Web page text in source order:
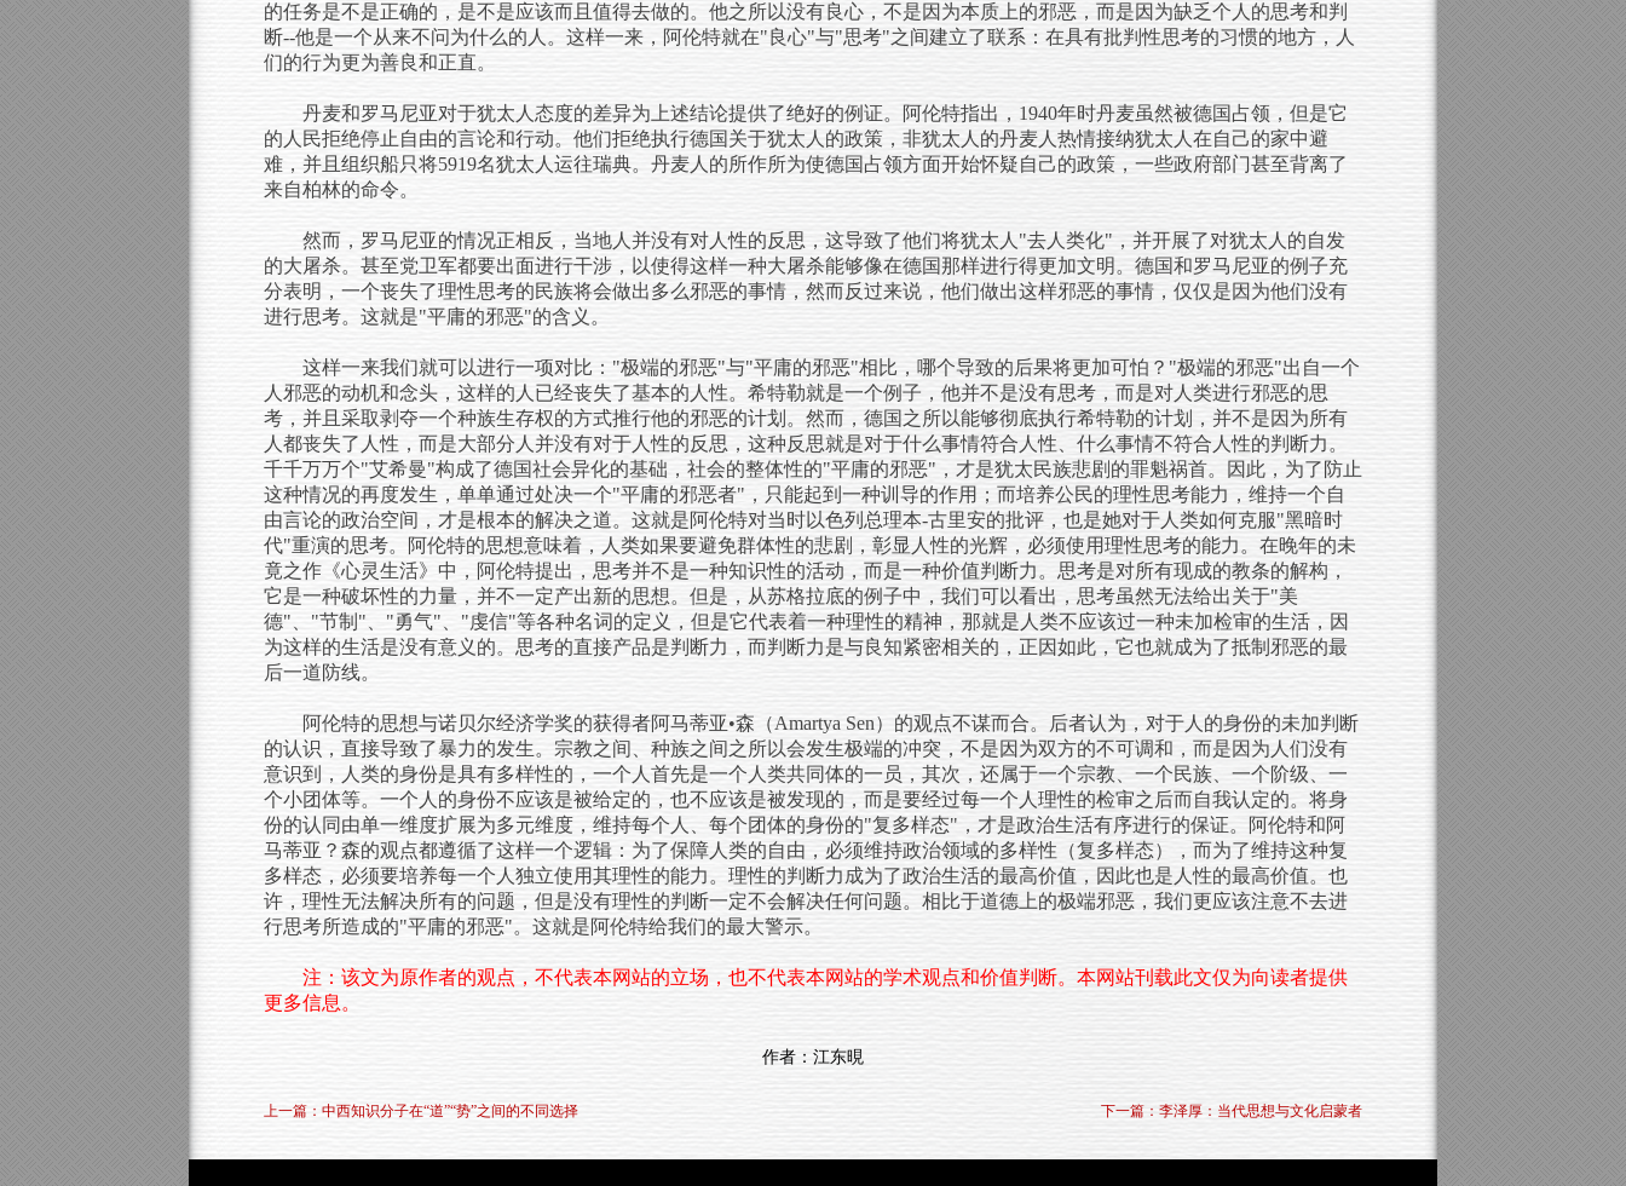
的任务是不是正确的，是不是应该而且值得去做的。他之所以没有良心，不是因为本质上的邪恶，而是因为缺乏个人的思考和判
断--他是一个从来不问为什么的人。这样一来，阿伦特就在"良心"与"思考"之间建立了联系：在具有批判性思考的习惯的地方，人
们的行为更为善良和正直。
丹麦和罗马尼亚对于犹太人态度的差异为上述结论提供了绝好的例证。阿伦特指出，1940年时丹麦虽然被德国占领，但是它
的人民拒绝停止自由的言论和行动。他们拒绝执行德国关于犹太人的政策，非犹太人的丹麦人热情接纳犹太人在自己的家中避
难，并且组织船只将5919名犹太人运往瑞典。丹麦人的所作所为使德国占领方面开始怀疑自己的政策，一些政府部门甚至背离了
来自柏林的命令。
然而，罗马尼亚的情况正相反，当地人并没有对人性的反思，这导致了他们将犹太人"去人类化"，并开展了对犹太人的自发
的大屠杀。甚至党卫军都要出面进行干涉，以使得这样一种大屠杀能够像在德国那样进行得更加文明。德国和罗马尼亚的例子充
分表明，一个丧失了理性思考的民族将会做出多么邪恶的事情，然而反过来说，他们做出这样邪恶的事情，仅仅是因为他们没有
进行思考。这就是"平庸的邪恶"的含义。
这样一来我们就可以进行一项对比："极端的邪恶"与"平庸的邪恶"相比，哪个导致的后果将更加可怕？"极端的邪恶"出自一个
人邪恶的动机和念头，这样的人已经丧失了基本的人性。希特勒就是一个例子，他并不是没有思考，而是对人类进行邪恶的思
考，并且采取剥夺一个种族生存权的方式推行他的邪恶的计划。然而，德国之所以能够彻底执行希特勒的计划，并不是因为所有
人都丧失了人性，而是大部分人并没有对于人性的反思，这种反思就是对于什么事情符合人性、什么事情不符合人性的判断力。
千千万万个"艾希曼"构成了德国社会异化的基础，社会的整体性的"平庸的邪恶"，才是犹太民族悲剧的罪魁祸首。因此，为了防止
这种情况的再度发生，单单通过处决一个"平庸的邪恶者"，只能起到一种训导的作用；而培养公民的理性思考能力，维持一个自
由言论的政治空间，才是根本的解决之道。这就是阿伦特对当时以色列总理本-古里安的批评，也是她对于人类如何克服"黑暗时
代"重演的思考。阿伦特的思想意味着，人类如果要避免群体性的悲剧，彰显人性的光辉，必须使用理性思考的能力。在晚年的未
竟之作《心灵生活》中，阿伦特提出，思考并不是一种知识性的活动，而是一种价值判断力。思考是对所有现成的教条的解构，
它是一种破坏性的力量，并不一定产出新的思想。但是，从苏格拉底的例子中，我们可以看出，思考虽然无法给出关于"美
德"、"节制"、"勇气"、"虔信"等各种名词的定义，但是它代表着一种理性的精神，那就是人类不应该过一种未加检审的生活，因
为这样的生活是没有意义的。思考的直接产品是判断力，而判断力是与良知紧密相关的，正因如此，它也就成为了抵制邪恶的最
后一道防线。
阿伦特的思想与诺贝尔经济学奖的获得者阿马蒂亚•森（Amartya Sen）的观点不谋而合。后者认为，对于人的身份的未加判断
的认识，直接导致了暴力的发生。宗教之间、种族之间之所以会发生极端的冲突，不是因为双方的不可调和，而是因为人们没有
意识到，人类的身份是具有多样性的，一个人首先是一个人类共同体的一员，其次，还属于一个宗教、一个民族、一个阶级、一
个小团体等。一个人的身份不应该是被给定的，也不应该是被发现的，而是要经过每一个人理性的检审之后而自我认定的。将身
份的认同由单一维度扩展为多元维度，维持每个人、每个团体的身份的"复多样态"，才是政治生活有序进行的保证。阿伦特和阿
马蒂亚？森的观点都遵循了这样一个逻辑：为了保障人类的自由，必须维持政治领域的多样性（复多样态），而为了维持这种复
多样态，必须要培养每一个人独立使用其理性的能力。理性的判断力成为了政治生活的最高价值，因此也是人性的最高价值。也
许，理性无法解决所有的问题，但是没有理性的判断一定不会解决任何问题。相比于道德上的极端邪恶，我们更应该注意不去进
行思考所造成的"平庸的邪恶"。这就是阿伦特给我们的最大警示。
注：该文为原作者的观点，不代表本网站的立场，也不代表本网站的学术观点和价值判断。本网站刊载此文仅为向读者提供
更多信息。
作者：江东晛
上一篇：中西知识分子在“道”“势”之间的不同选择 下一篇：李泽厚：当代思想与文化启蒙者